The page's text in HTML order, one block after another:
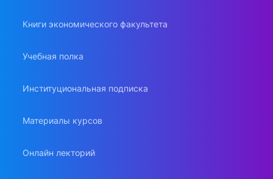
Книги экономического факультета
Учебная полка
Институциональная подписка
Материалы курсов
Онлайн лекторий